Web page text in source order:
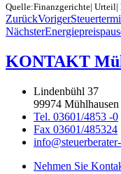
Quelle:Finanzgerichte| Urteil|
ZurückVoriger
Nächster
KONTAKT
Lindenbühl 37
99974 Mühlhausen
Tel. 03601/4853 -0
Fax 03601/485324
Nehmen Sie